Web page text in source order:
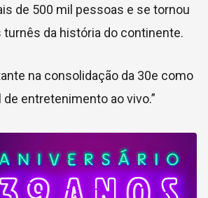
de 500 mil pessoas e se tornou
turnês da história do continente.
na consolidação da 30e como
entretenimento ao vivo.”